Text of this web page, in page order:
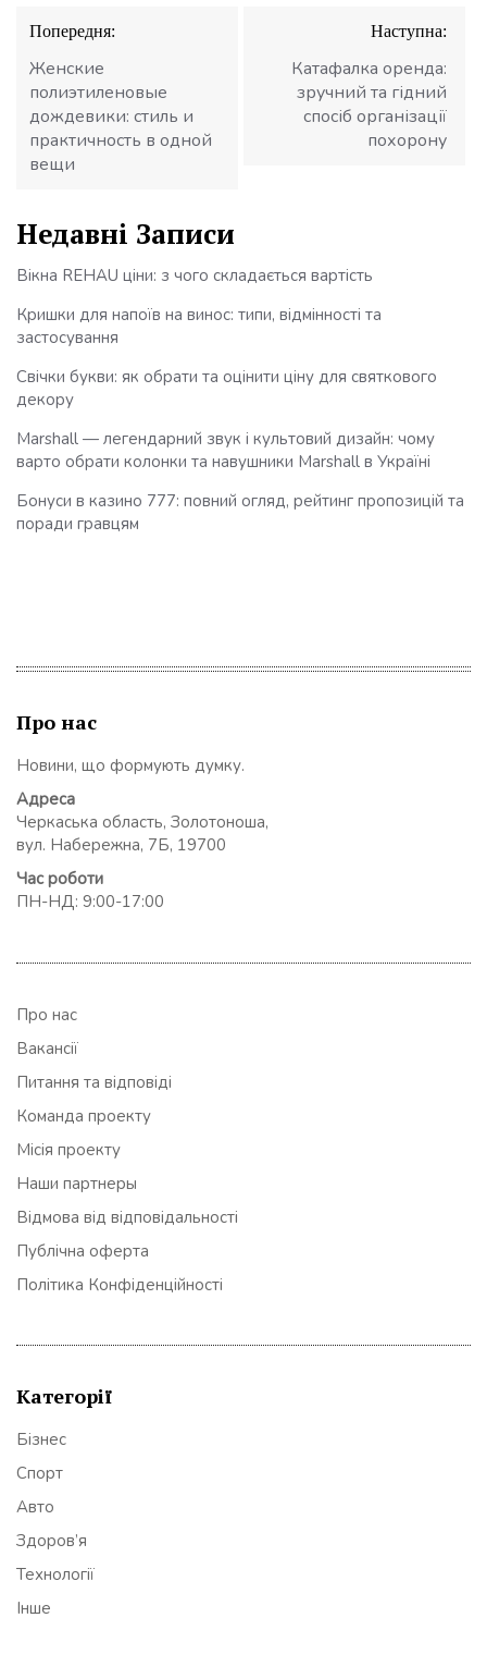
Навігація
записів
Попередня:
Женские
полиэтиленовые
дождевики: стиль и
практичность в одной
вещи
Наступна:
Катафалка оренда:
зручний та гідний
спосіб організації
похорону
Недавні Записи
Вікна REHAU ціни: з чого складається вартість
Кришки для напоїв на винос: типи, відмінності та
застосування
Свічки букви: як обрати та оцінити ціну для святкового
декору
Marshall — легендарний звук і культовий дизайн: чому
варто обрати колонки та навушники Marshall в Україні
Бонуси в казино 777: повний огляд, рейтинг пропозицій та
поради гравцям
Про нас
Новини, що формують думку.
Адреса
Черкаська область, Золотоноша,
вул. Набережна, 7Б, 19700
Час роботи
ПН-НД: 9:00-17:00
Про нас
Вакансії
Питання та відповіді
Команда проекту
Місія проекту
Наши партнеры
Відмова від відповідальності
Публічна оферта
Політика Конфіденційності
Категорії
Бізнес
Спорт
Авто
Здоров’я
Технології
Інше